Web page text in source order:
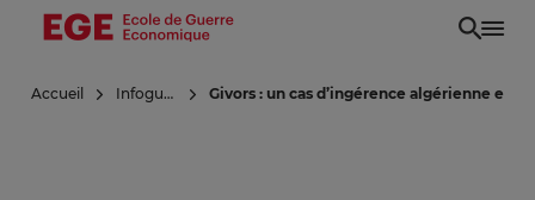
Aller
principal
Accueil Infoguerre Givors : un cas d’ingérence algérienne en